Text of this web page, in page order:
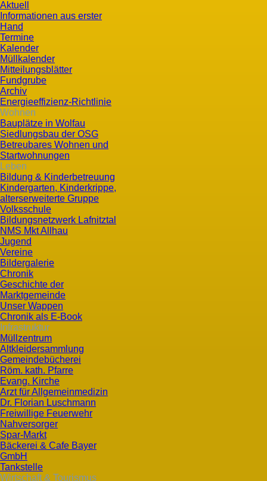
Aktuell
Informationen aus erster
Hand
Termine
Kalender
Müllkalender
Mitteilungsblätter
Fundgrube
Archiv
Energieeffizienz-Richtlinie
Wohnen
Bauplätze in Wolfau
Siedlungsbau der OSG
Betreubares Wohnen und
Startwohnungen
Leben
Bildung & Kinderbetreuung
Kindergarten, Kinderkrippe,
alterserweiterte Gruppe
Volksschule
Bildungsnetzwerk Lafnitztal
NMS Mkt Allhau
Jugend
Vereine
Bildergalerie
Chronik
Geschichte der
Marktgemeinde
Unser Wappen
Chronik als E-Book
Infrastruktur
Müllzentrum
Altkleidersammlung
Gemeindebücherei
Röm. kath. Pfarre
Evang. Kirche
Arzt für Allgemeinmedizin
Dr. Florian Luschmann
Freiwillige Feuerwehr
Nahversorger
Spar-Markt
Bäckerei & Cafe Bayer
GmbH
Tankstelle
Wirtschaft & Tourismus